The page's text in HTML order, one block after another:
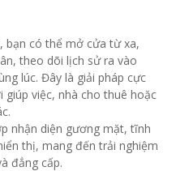
bạn có thể mở cửa từ xa,
theo dõi lịch sử ra vào
lúc. Đây là giải pháp cực
việc, nhà cho thuê hoặc
nhận diện gương mặt, tĩnh
thị, mang đến trải nghiệm
đẳng cấp.